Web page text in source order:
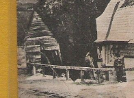
Despre proiect
Din arhiva orasului
Editii anterioare
Panorame